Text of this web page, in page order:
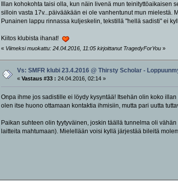
Illan kohokohta taisi olla, kun näin livenä mun
silloin vasta 17v...päivääkään ei ole vanhentunut mun mielestä.
Punainen lappu rinnassa kuljeskelin, tekstillä "hellä sadisti" ei
Kiitos klubista ihanat!
« Viimeksi muokattu: 24.04.2016, 11:05 kirjoittanut TragedyForYou»
Vs: SMFR klubi 23.4.2016 @ Thirsty Scholar -
«Vastaus #33 : 24.04.2016, 02:14 »
Onpa ihme jos sadistille ei löydy kysyntää! Itsehän olin koko
olen itse huono ottamaan kontaktia ihmisiin, mutta pari uutta
Paikan suhteen olin tyytyväinen, joskin täällä tunnelma oli
laitteita mahtumaan). Mielellään voisi kyllä järjestää bileitä